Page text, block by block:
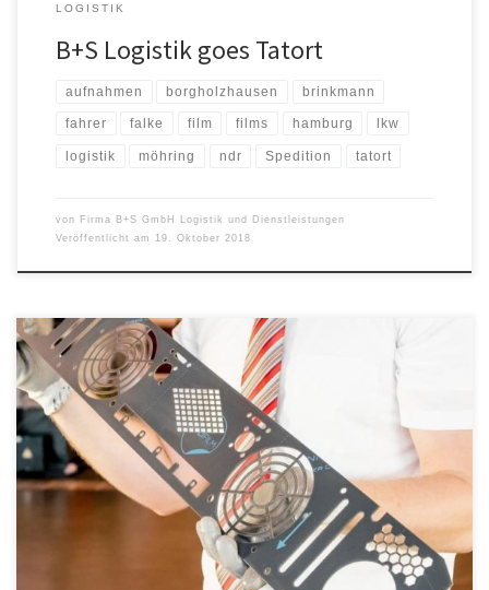
LOGISTIK
B+S Logistik goes Tatort
aufnahmen borgholzhausen brinkmann
fahrer falke film films hamburg lkw
logistik möhring ndr Spedition tatort
von Firma B+S GmbH Logistik und Dienstleistungen
Veröffentlicht am
19. Oktober 2018
POLIFILM PROTECTION, ein führender Hersteller von
Oberflächenschutzfolien, hat eine neuartige, universelle
Laserschutzfolie entwickelt: die PF84C. Das Schneiden von
Edelstahl mit dem Faserlaser ist dank ihrer speziellen Rezeptur
erstmals ohne Tempodrosselung möglich. Auch Aluminium lässt sich
mit dem Faserlaser wesentlich schneller bearbeiten. Die PF84C
von POLIFILM PROTECTION ist eine Schutzfolie, die […]